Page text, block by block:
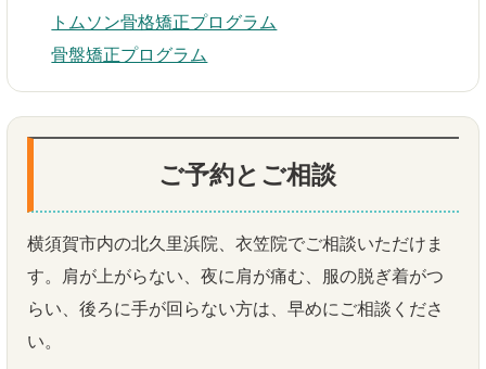
トムソン骨格矯正プログラム
骨盤矯正プログラム
ご予約とご相談
横須賀市内の北久里浜院、衣笠院でご相談いただけま
す。肩が上がらない、夜に肩が痛む、服の脱ぎ着がつ
らい、後ろに手が回らない方は、早めにご相談くださ
い。